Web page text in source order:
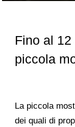
Fino al
piccola
La piccola
dei quali di